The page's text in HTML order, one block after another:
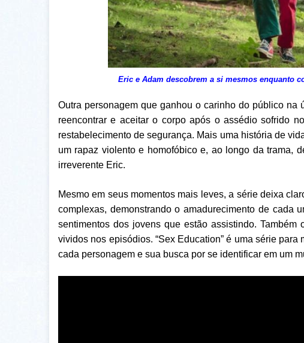
Eric e Adam descobrem a si mesmos
Outra personagem que ganhou o carinho do público na
reencontrar e aceitar o corpo após o assédio sofrido
restabelecimento de segurança. Mais uma história de
um rapaz violento e homofóbico e, ao longo da trama,
irreverente Eric.
Mesmo em seus momentos mais leves, a série deixa
complexas, demonstrando o amadurecimento de cada
sentimentos dos jovens que estão assistindo.
vividos nos episódios. “Sex Education” é uma série
cada personagem e sua busca por se identificar em um